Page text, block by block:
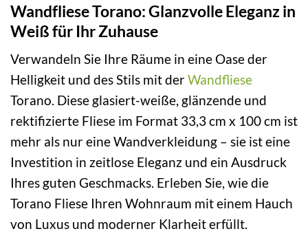
Wandfliese Torano: Glanzvolle Eleganz in
Weiß für Ihr Zuhause
Verwandeln Sie Ihre Räume in eine Oase der
Helligkeit und des Stils mit derWandfliese
Torano. Diese glasiert-weiße, glänzende und
rektifizierte Fliese im Format 33,3 cm x 100 cm ist
mehr als nur eine Wandverkleidung – sie ist eine
Investition in zeitlose Eleganz und ein Ausdruck
Ihres guten Geschmacks. Erleben Sie, wie die
Torano Fliese Ihren Wohnraum mit einem Hauch
von Luxus und moderner Klarheit erfüllt.